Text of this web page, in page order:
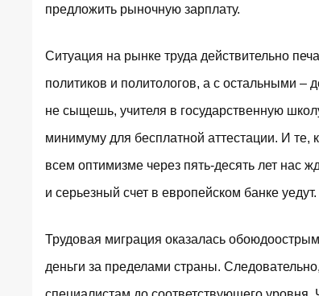
предложить рыночную зарплату.
Ситуация на рынке труда действительно
политиков и политологов, а с остальными –
не сыщешь, учителя в государственную
минимуму для бесплатной аттестации. И те,
всем оптимизме через пять-десять лет нас
и серьезный счет в европейском банке
Трудовая миграция оказалась
деньги за пределами страны.